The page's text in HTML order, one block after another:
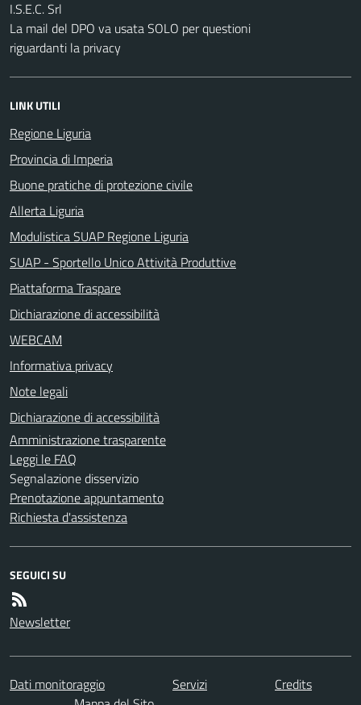
I.S.E.C. Srl
La mail del DPO va usata SOLO per questioni
riguardanti la privacy
LINK UTILI
Regione Liguria
Provincia di Imperia
Buone pratiche di protezione civile
Allerta Liguria
Modulistica SUAP Regione Liguria
SUAP - Sportello Unico Attività Produttive
Piattaforma Traspare
Dichiarazione di accessibilità
WEBCAM
Informativa privacy
Note legali
Dichiarazione di accessibilità
Amministrazione trasparente
Leggi le FAQ
Segnalazione disservizio
Prenotazione appuntamento
Richiesta d'assistenza
SEGUICI SU
Newsletter
Dati monitoraggio Servizi
Credits